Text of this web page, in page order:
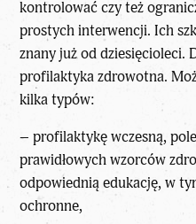
kontrolować czy też
prostych interwencji. Ich
znany już od dziesięcioleci.
profilaktyka zdrowotna.
kilka typów:
– profilaktykę wczesną,
prawidłowych wzorców
odpowiednią edukację, w
ochronne,